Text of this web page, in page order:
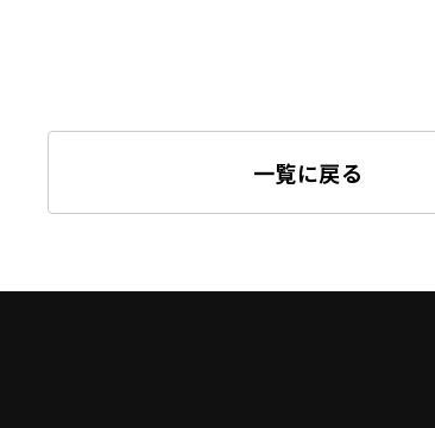
一覧に戻る